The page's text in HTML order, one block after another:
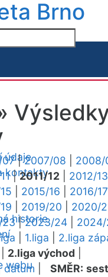
Brno
údaje
kontakty
historie
webu
|2007/08 2008/
|2011/12 2012/13
2015/16 2016/17
2019/20 2020/
|2023/24
1.liga 2.liga
2.liga východ
datum SMĚR: